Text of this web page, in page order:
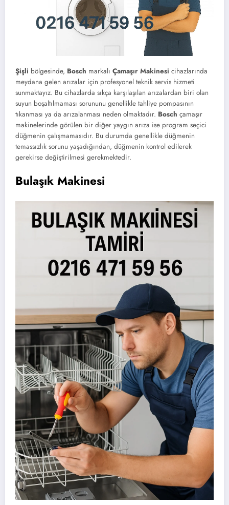
Şişli bölgesinde, Bosch markalı Çamaşır Makinesi cihazlarında
meydana gelen arızalar için profesyonel teknik servis hizmeti
sunmaktayız. Bu cihazlarda sıkça karşılaşılan arızalardan biri olan
suyun boşaltılmaması sorununu genellikle tahliye pompasının
tıkanması ya da arızalanması neden olmaktadır. Bosch çamaşır
makinelerinde görülen bir diğer yaygın arıza ise program seçici
düğmenin çalışmamasıdır. Bu durumda genellikle düğmenin
temassızlık sorunu yaşadığından, düğmenin kontrol edilerek
gerekirse değiştirilmesi gerekmektedir.
Bulaşık Makinesi